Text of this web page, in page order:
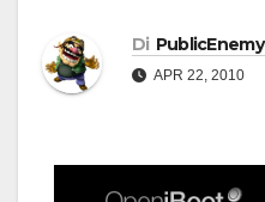
Di PublicEnemy
APR 22, 2010